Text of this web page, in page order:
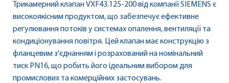
Трикамерний клапан VXF43.125-200 від компанії SIEMENS є
високоякісним продуктом, що забезпечує ефективне
регулювання потоків у системах опалення, вентиляції та
кондиціонування повітря. Цей клапан має конструкцію з
фланцевим з'єднанням і розрахований на номінальний
тиск PN16, що робить його ідеальним вибором для
промислових та комерційних застосувань.